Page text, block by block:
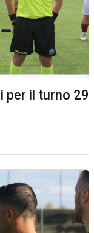
per il turno 29